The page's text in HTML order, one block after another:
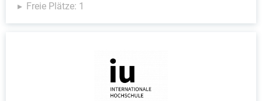
Freie Plätze: 1